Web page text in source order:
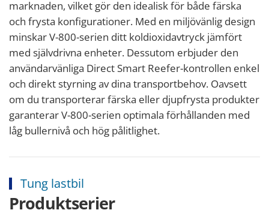
marknaden, vilket gör den idealisk för både färska
och frysta konfigurationer. Med en miljövänlig design
minskar V-800-serien ditt koldioxidavtryck jämfört
med självdrivna enheter. Dessutom erbjuder den
användarvänliga Direct Smart Reefer-kontrollen enkel
och direkt styrning av dina transportbehov. Oavsett
om du transporterar färska eller djupfrysta produkter
garanterar V-800-serien optimala förhållanden med
låg bullernivå och hög pålitlighet.
Tung lastbil
Produktserier